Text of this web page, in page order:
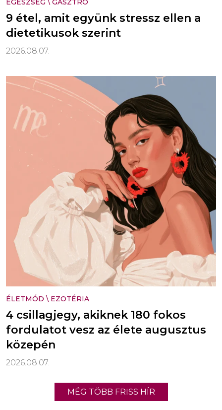
EGÉSZSÉG \ GASZTRO
9 étel, amit együnk stressz ellen a
dietetikusok szerint
2026.08.07.
ÉLETMÓD \ EZOTÉRIA
4 csillagjegy, akiknek 180 fokos
fordulatot vesz az élete augusztus
közepén
2026.08.07.
MÉG TÖBB FRISS HÍR